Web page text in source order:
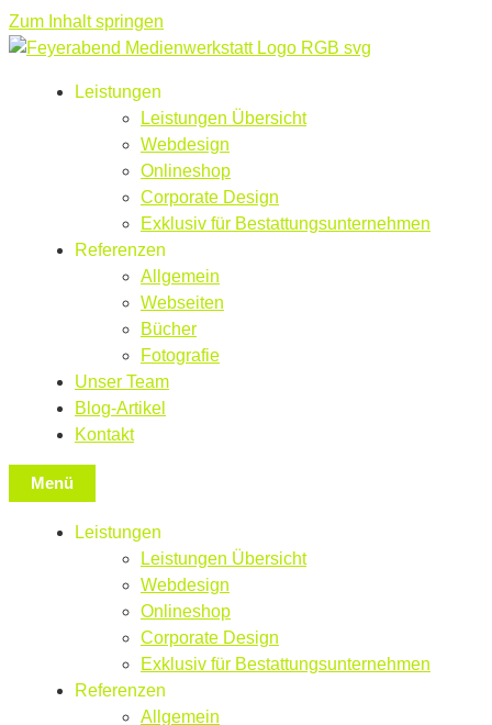
Zum Inhalt springen
Leistungen
Leistungen Übersicht
Webdesign
Onlineshop
Corporate Design
Exklusiv für Bestattungsunternehmen
Referenzen
Allgemein
Webseiten
Bücher
Fotografie
Unser Team
Blog-Artikel
Kontakt
Menü
Leistungen
Leistungen Übersicht
Webdesign
Onlineshop
Corporate Design
Exklusiv für Bestattungsunternehmen
Referenzen
Allgemein